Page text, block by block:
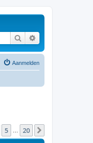
Zoek
Aanmelden
5 20